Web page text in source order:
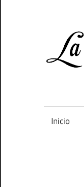
contenido
bibliotecas
deInicio